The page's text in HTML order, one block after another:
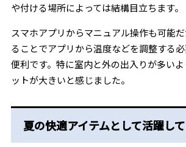
や付ける場所によっては結構目立ちます。
スマホアプリからマニュアル操作も可能
ることでアプリから温度などを調整する
便利です。特に室内と外の出入りが多い
ットが大きいと感じました。
夏の快適アイテムとして活躍し